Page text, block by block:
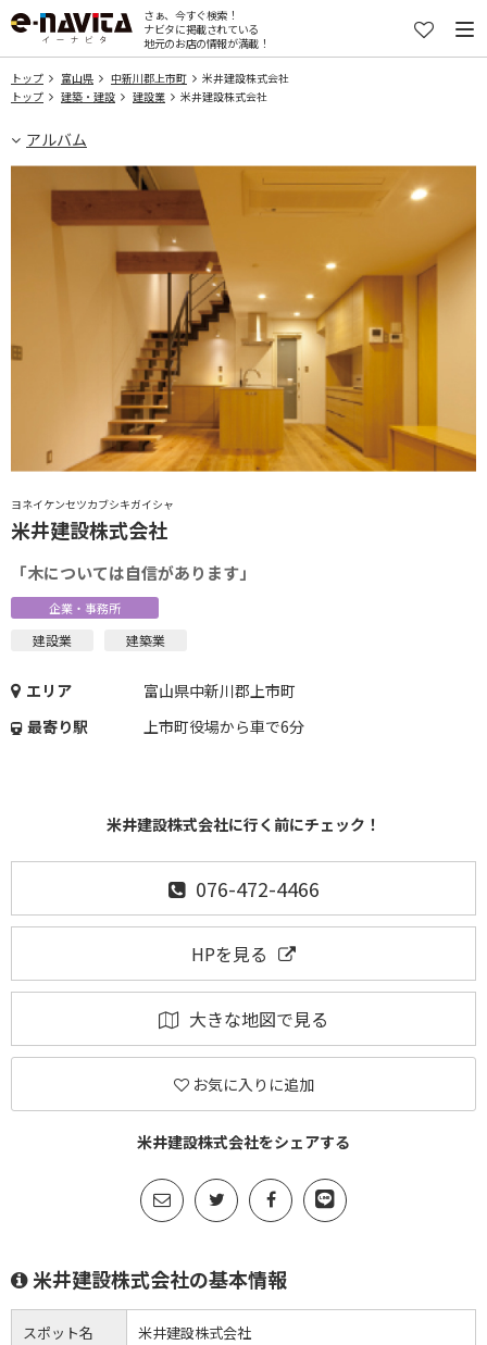
さぁ、今すぐ検索！
ナビタに掲載されている
地元のお店の情報が満載！
トップ 富山県 中新川郡上市町
米井建設株式会社
トップ
建築・建設 建設業 米井建設株式会社
アルバム
ヨネイケンセツカブシキガイシャ
米井建設株式会社
「木については自信があります」
企業・事務所
建設業 建築業
エリア
富山県中新川郡上市町
最寄り駅
上市町役場から車で6分
米井建設株式会社に行く前にチェック！
076-472-4466
HPを見る
大きな地図で見る
お気に入りに追加
米井建設株式会社をシェアする
米井建設株式会社の基本情報
スポット名 米井建設株式会社